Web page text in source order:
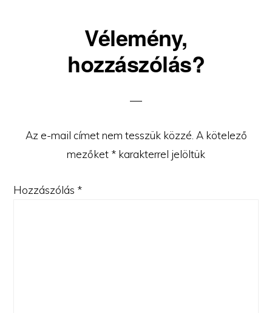
Interactions
Vélemény,
hozzászólás?
Az e-mail címet nem tesszük közzé. A kötelező
mezőket * karakterrel jelöltük
Hozzászólás *